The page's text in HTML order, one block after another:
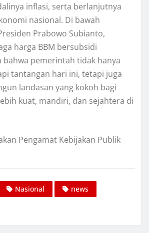
inflasi, serta berlanjutnya
nasional. Di bawah
Prabowo Subianto,
harga BBM bersubsidi
pemerintah tidak hanya
tantangan hari ini, tetapi juga
landasan yang kokoh bagi
kuat, mandiri, dan sejahtera di
Pengamat Kebijakan Publik
Nasional
news